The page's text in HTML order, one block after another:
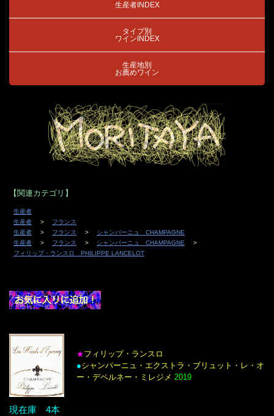
生産者INDEX
タイプ別
ワインINDEX
生産地別
お薦めワイン
【関連カテゴリ】
生産者
生産者
フランス
生産者
フランス
シャンパーニュ CHAMPAGNE
生産者
フランス
シャンパーニュ CHAMPAGNE
フィリップ・ランスロ PHILIPPE LANCELOT
★フィリップ・ランスロ
●シャンパーニュ・エクストラ・ブリュット・レ・オ
ー・デペルネー・ミレジメ 2019
現在庫 4本